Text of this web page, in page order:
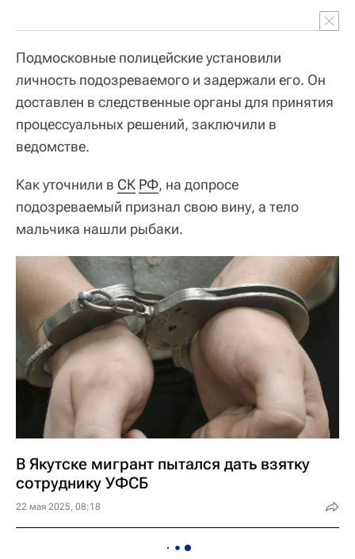
Подмосковные полицейские установили
личность подозреваемого и задержали его. Он
доставлен в следственные органы для принятия
процессуальных решений, заключили в
ведомстве.
Как уточнили в СК РФ, на допросе
подозреваемый признал свою вину, а тело
мальчика нашли рыбаки.
В Якутске мигрант пытался дать взятку
сотруднику УФСБ
22 мая 2025, 08:18